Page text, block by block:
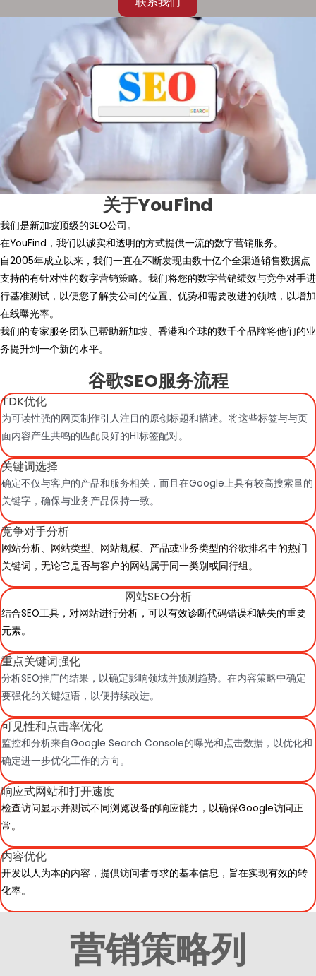
关于YouFind
我们是新加坡顶级的SEO公司。
在YouFind，我们以诚实和透明的方式提供一流的数字营销服务。
自2005年成立以来，我们一直在不断发现由数十亿个全渠道销售数据点
支持的有针对性的数字营销策略。我们将您的数字营销绩效与竞争对手进
行基准测试，以便您了解贵公司的位置、优势和需要改进的领域，以增加
在线曝光率。
我们的专家服务团队已帮助新加坡、香港和全球的数千个品牌将他们的业
务提升到一个新的水平。
谷歌SEO服务流程
网站SEO分析
结合SEO工具，对网站进行分析，可以有效诊断代码错误和缺失的重要
元素。
竞争对手分析
网站分析、网站类型、网站规模、产品或业务类型的谷歌排名中的热门
关键词，无论它是否与客户的网站属于同一类别或同行组。
关键词选择
确定不仅与客户的产品和服务相关，而且在Google上具有较高搜索量的
关键字，确保与业务产品保持一致。
TDK优化
为可读性强的网页制作引人注目的原创标题和描述。将这些标签与与页
面内容产生共鸣的匹配良好的H1标签配对。
内容优化
开发以人为本的内容，提供访问者寻求的基本信息，旨在实现有效的转
化率。
响应式网站和打开速度
检查访问显示并测试不同浏览设备的响应能力，以确保Google访问正
常。
可见性和点击率优化
监控和分析来自Google Search Console的曝光和点击数据，以优化和
确定进一步优化工作的方向。
重点关键词强化
分析SEO推广的结果，以确定影响领域并预测趋势。在内容策略中确定
要强化的关键短语，以便持续改进。
营销策略列